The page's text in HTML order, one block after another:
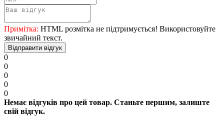
Примітка: HTML розмітка не підтримується! Використовуйте
звичайний текст.
Відправити відгук
0
0
0
0
0
Немає відгуків про цей товар. Станьте першим, залиште
свій відгук.